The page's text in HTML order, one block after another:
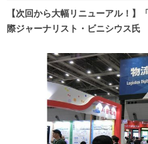
【次回から大幅リニューアル！
際ジャーナリスト・ビニシウス氏